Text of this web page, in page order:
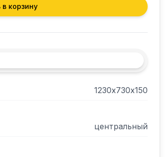
корзину
1230х730х150
центральный